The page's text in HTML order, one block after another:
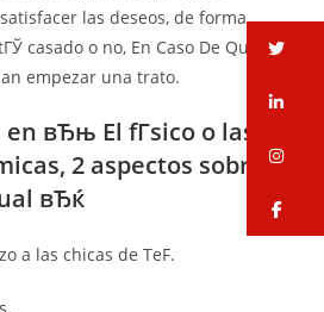
las deseos, de forma
casado o no, En Caso De Que se
empezar una trato.
вЂњ El fГ­sico o las
2 aspectos sobre la
вЂќ
a las chicas de TeF.